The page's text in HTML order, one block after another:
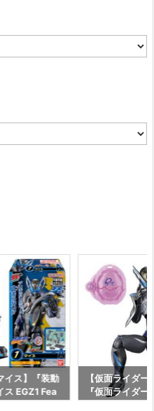
イス】『装動
ス EGZ1 Fea
ーゼッツ』
【仮面ライダ
『仮面ライダ
シードエグズ』